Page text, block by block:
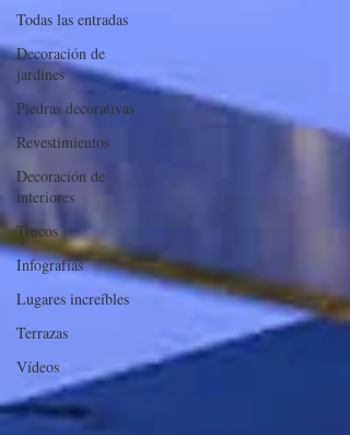
Todas las entradas
Decoración de
jardines
Piedras decorativas
Revestimientos
Decoración de
interiores
Trucos
Infografías
Lugares increíbles
Terrazas
Vídeos